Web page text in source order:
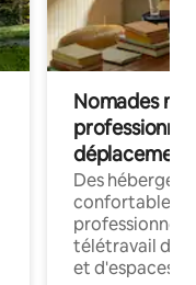
Nomades
déplacement
Des
confortables
professionnels
télétravail
et d'espaces